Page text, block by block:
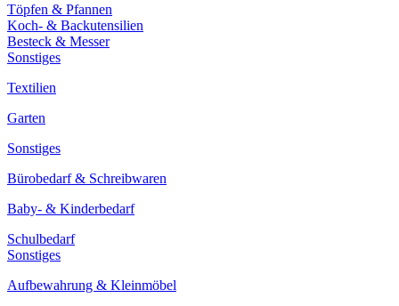
Töpfen & Pfannen
Koch- & Backutensilien
Besteck & Messer
Sonstiges
Textilien
Garten
Sonstiges
Bürobedarf & Schreibwaren
Baby- & Kinderbedarf
Schulbedarf
Sonstiges
Aufbewahrung & Kleinmöbel